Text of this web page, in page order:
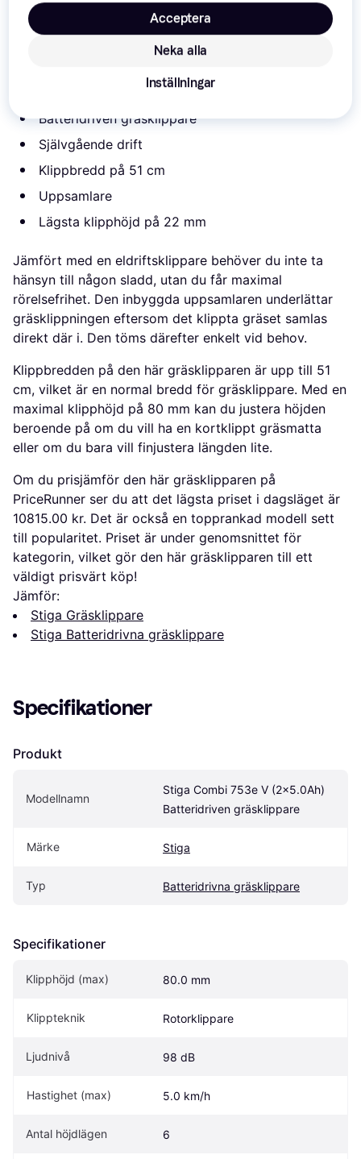
Stiga Stiga Combi 753e V Batteridriven gräsklippare
är ett perfekt verktyg för att hålla din gräsmatta i
ordning. Den här modellen är utrustad med en inbyggd
du enkelt när det behövs.
Batteridriven gräsklippare
Självgående drift
Klippbredd på 51 cm
Uppsamlare
Lägsta klipphöjd på 22 mm
Jämfört med en eldriftsklippare behöver du inte ta
hänsyn till någon sladd, utan du får maximal
rörelsefrihet. Den inbyggda uppsamlaren underlättar
gräsklippningen eftersom det klippta gräset samlas
direkt där i. Den töms därefter enkelt vid behov.
Klippbredden på den här gräsklipparen är upp till 51
cm, vilket är en normal bredd för gräsklippare. Med en
maximal klipphöjd på 80 mm kan du justera höjden
beroende på om du vill ha en kortklippt gräsmatta
eller om du bara vill finjustera längden lite.
Om du prisjämför den här gräsklipparen på
PriceRunner ser du att det lägsta priset i dagsläget är
10815.00 kr. Det är också en topprankad modell sett
till popularitet. Priset är under genomsnittet för
kategorin, vilket gör den här gräsklipparen till ett
väldigt prisvärt köp!
Jämför:
Stiga Gräsklippare
Stiga Batteridrivna gräsklippare
Specifikationer
Produkt
Modellnamn
Stiga Combi 753e V (2x5.0Ah)
Batteridriven gräsklippare
Märke Stiga
Typ Batteridrivna gräsklippare
Specifikationer
Klipphöjd (max) 80.0 mm
Klippteknik Rotorklippare
Ljudnivå 98 dB
Hastighet (max) 5.0 km/h
Antal höjdlägen 6
Neka alla
Acceptera
Inställningar